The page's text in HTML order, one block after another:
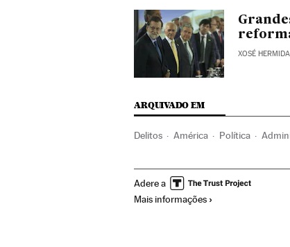
XOSÉ HERMIDA
ARQUIVADO EM
Delitos América Política
América Latina Administração
Adere a
Mais informações